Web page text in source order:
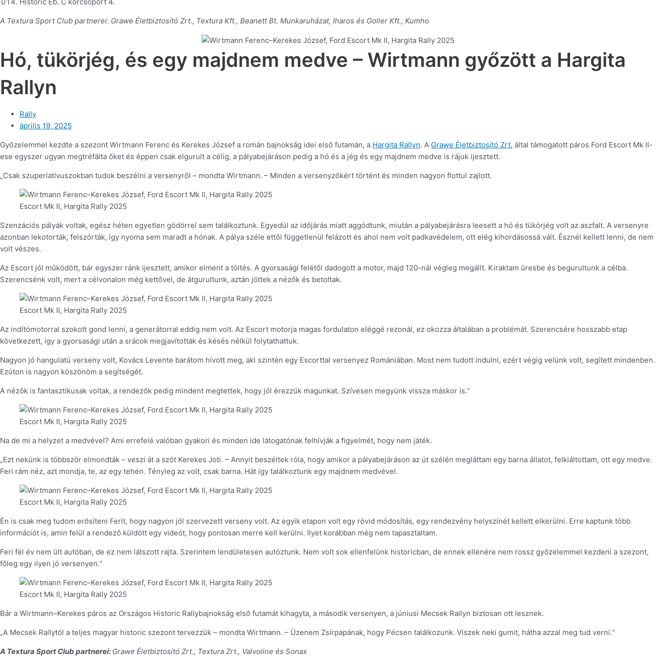
A Textura Sport Club partnerei: Grawe Életbiztosító Zrt., Textura Kft., Beanett Bt. Munkaruházat, Iharos és Goller Kft., Kumho
Hó, tükörjég, és egy majdnem medve – Wirtmann győzött a Hargita
Rallyn
Rally
április 19, 2025
Győzelemmel kezdte a szezont Wirtmann Ferenc és Kerekes József a román bajnokság idei első futamán, a Hargita Rallyn. A Grawe Életbiztosító Zrt. által támogatott páros Ford Escort Mk II-
ese egyszer ugyan megtréfálta őket és éppen csak elgurult a célig, a pályabejáráson pedig a hó és a jég és egy majdnem medve is rájuk ijesztett.
„Csak szuperlatívuszokban tudok beszélni a versenyről – mondta Wirtmann. – Minden a versenyzőkért történt és minden nagyon flottul zajlott.
Escort Mk II, Hargita Rally 2025
Szenzációs pályák voltak, egész héten egyetlen gödörrel sem találkoztunk. Egyedül az időjárás miatt aggódtunk, miután a pályabejárásra leesett a hó és tükörjég volt az aszfalt. A versenyre
azonban lekotorták, felszórták, így nyoma sem maradt a hónak. A pálya széle ettől függetlenül felázott és ahol nem volt padkavédelem, ott elég kihordásossá vált. Észnél kellett lenni, de nem
volt vészes.
Az Escort jól működött, bár egyszer ránk ijesztett, amikor elment a töltés. A gyorsasági felétől dadogott a motor, majd 120-nál végleg megállt. Kiraktam üresbe és begurultunk a célba.
Szerencsénk volt, mert a célvonalon még kettővel, de átgurultunk, aztán jöttek a nézők és betoltak.
Escort Mk II, Hargita Rally 2025
Az indítómotorral szokott gond lenni, a generátorral eddig nem volt. Az Escort motorja magas fordulaton eléggé rezonál, ez okozza általában a problémát. Szerencsére hosszabb etap
következett, így a gyorsasági után a srácok megjavították és késés nélkül folytathattuk.
Nagyon jó hangulatú verseny volt, Kovács Levente barátom hívott meg, aki szintén egy Escorttal versenyez Romániában. Most nem tudott indulni, ezért végig velünk volt, segített mindenben.
Ezúton is nagyon köszönöm a segítségét.
A nézők is fantasztikusak voltak, a rendezők pedig mindent megtettek, hogy jól érezzük magunkat. Szívesen megyünk vissza máskor is.“
Escort Mk II, Hargita Rally 2025
Na de mi a helyzet a medvével? Ami errefelé valóban gyakori és minden ide látogatónak felhívják a figyelmét, hogy nem játék.
„Ezt nekünk is többször elmondták – veszi át a szót Kerekes Joti. – Annyit beszéltek róla, hogy amikor a pályabejáráson az út szélén megláttam egy barna állatot, felkiáltottam, ott egy medve.
Feri rám néz, azt mondja, te, az egy tehén. Tényleg az volt, csak barna. Hát így találkoztunk egy majdnem medvével.
Escort Mk II, Hargita Rally 2025
Én is csak meg tudom erősíteni Ferit, hogy nagyon jól szervezett verseny volt. Az egyik etapon volt egy rövid módosítás, egy rendezvény helyszínét kellett elkerülni. Erre kaptunk több
információt is, amin felül a rendező küldött egy videót, hogy pontosan merre kell kerülni. Ilyet korábban még nem tapasztaltam.
Feri fél év nem ült autóban, de ez nem látszott rajta. Szerintem lendületesen autóztunk. Nem volt sok ellenfelünk historicban, de ennek ellenére nem rossz győzelemmel kezdeni a szezont,
főleg egy ilyen jó versenyen.“
Escort Mk II, Hargita Rally 2025
Bár a Wirtmann–Kerekes páros az Országos Historic Rallybajnokság első futamát kihagyta, a második versenyen, a júniusi Mecsek Rallyn biztosan ott lesznek.
„A Mecsek Rallytól a teljes magyar historic szezont tervezzük – mondta Wirtmann. – Üzenem Zsírpapának, hogy Pécsen találkozunk. Viszek neki gumit, hátha azzal meg tud verni.“
A Textura Sport Club partnerei: Grawe Életbiztosító Zrt., Textura Zrt., Valvoline és Sonax